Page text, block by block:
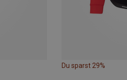
Du sparst 29%